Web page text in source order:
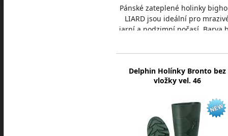
Pánské zateplené holinky
LIARD jsou ideální pro
jarní a podzimní počasí. Barva
Delphin Holínky Bronto bez
vložky vel. 46